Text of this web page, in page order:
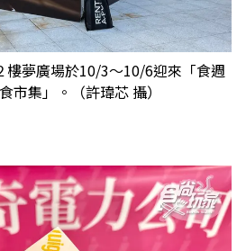
夢廣場於10/3～10/6迎來「食週
市集」。（許瑋芯 攝）